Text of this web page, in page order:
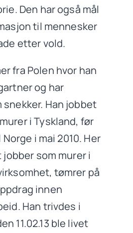
Den har også mål
til mennesker
etter vold.
fra Polen hvor han
og har
Han jobbet
i Tyskland, før
i mai 2010. Her
som murer i
tømrer på
innen
Han trivdes i
11.02.13 ble livet